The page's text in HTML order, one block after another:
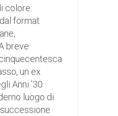
colore:
format
breve
un ex
Anni ’30
luogo di